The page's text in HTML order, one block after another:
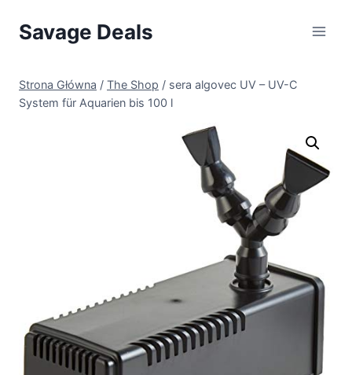
Savage Deals
Strona Główna / The Shop / sera algovec UV – UV-C
System für Aquarien bis 100 l